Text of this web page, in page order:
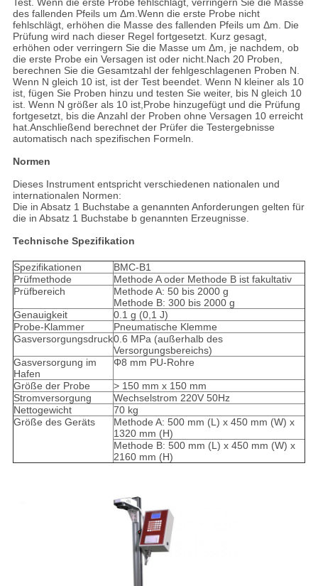
Test. Wenn die erste Probe fehlschlägt, verringern Sie die Masse
des fallenden Pfeils um Δm.Wenn die erste Probe nicht
fehlschlägt, erhöhen die Masse des fallenden Pfeils um Δm. Die
Prüfung wird nach dieser Regel fortgesetzt. Kurz gesagt,
erhöhen oder verringern Sie die Masse um Δm, je nachdem, ob
die erste Probe ein Versagen ist oder nicht.Nach 20 Proben,
berechnen Sie die Gesamtzahl der fehlgeschlagenen Proben N.
Wenn N gleich 10 ist, ist der Test beendet. Wenn N kleiner als 10
ist, fügen Sie Proben hinzu und testen Sie weiter, bis N gleich 10
ist. Wenn N größer als 10 ist,Probe hinzugefügt und die Prüfung
fortgesetzt, bis die Anzahl der Proben ohne Versagen 10 erreicht
hat.Anschließend berechnet der Prüfer die Testergebnisse
automatisch nach spezifischen Formeln.
Normen
Dieses Instrument entspricht verschiedenen nationalen und
internationalen Normen:
Die in Absatz 1 Buchstabe a genannten Anforderungen gelten für
die in Absatz 1 Buchstabe b genannten Erzeugnisse.
Technische Spezifikation
Spezifikationen
BMC-B1
Prüfmethode
Methode A oder Methode B ist fakultativ
Prüfbereich
Methode A: 50 bis 2000 g
Methode B: 300 bis 2000 g
Genauigkeit
0.1 g (0,1 J)
Probe-Klammer
Pneumatische Klemme
Gasversorgungsdruck0.6 MPa (außerhalb des
Versorgungsbereichs)
Gasversorgung im
Hafen
Φ8 mm PU-Rohre
Größe der Probe
> 150 mm x 150 mm
Stromversorgung
Wechselstrom 220V 50Hz
Nettogewicht
70 kg
Größe des Geräts
Methode A: 500 mm (L) x 450 mm (W) x
1320 mm (H)
Methode B: 500 mm (L) x 450 mm (W) x
2160 mm (H)